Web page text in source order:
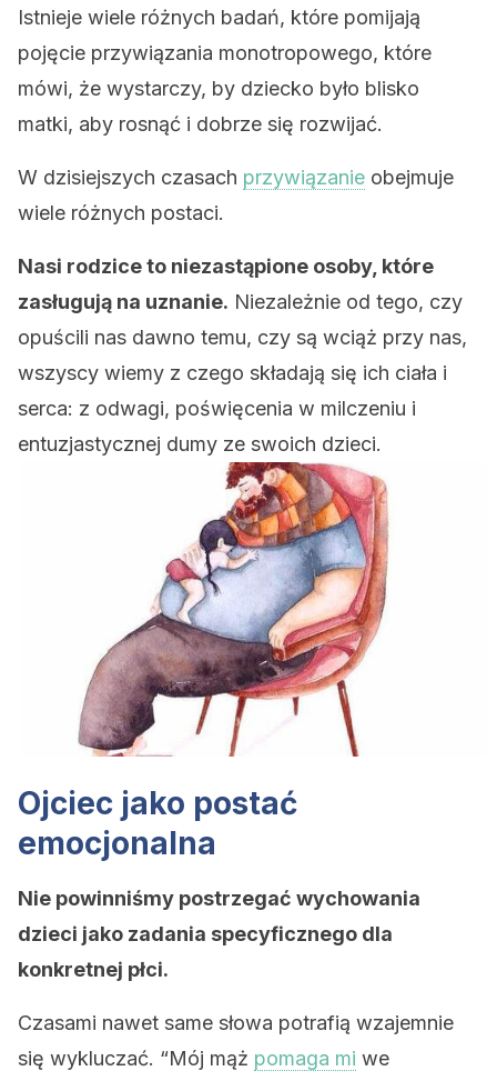
Istnieje wiele różnych badań, które pomijają
pojęcie przywiązania monotropowego, które
mówi, że wystarczy, by dziecko było blisko
matki, aby rosnąć i dobrze się rozwijać.
W dzisiejszych czasach przywiązanie obejmuje
wiele różnych postaci.
Nasi rodzice to niezastąpione osoby, które
zasługują na uznanie. Niezależnie od tego, czy
opuścili nas dawno temu, czy są wciąż przy nas,
wszyscy wiemy z czego składają się ich ciała i
serca: z odwagi, poświęcenia w milczeniu i
entuzjastycznej dumy ze swoich dzieci.
Ojciec jako postać
emocjonalna
Nie powinniśmy postrzegać wychowania
dzieci jako zadania specyficznego dla
konkretnej płci.
Czasami nawet same słowa potrafią wzajemnie
się wykluczać. “Mój mąż pomaga mi we